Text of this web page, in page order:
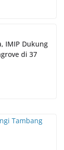
IMIP Dukung
di 37